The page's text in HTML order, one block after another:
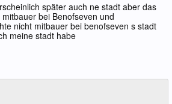
später auch ne stadt aber das
bei Benofseven und
nicht mitbauer bei benofseven s stadt
meine stadt habe